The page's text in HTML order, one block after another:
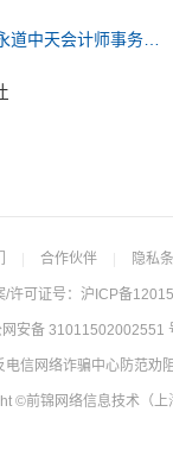
[全国]普华永道中天会计师事务所（特殊普通合伙）北京分所
合作伙伴 隐私
/许可证号： 沪ICP备
安备 31011502002551
电信网络诈骗中心防范劝
©前锦网络信息技术（上